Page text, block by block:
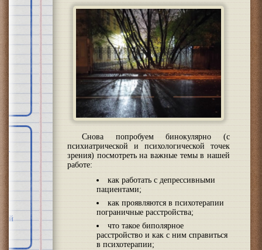
Снова попробуем бинокулярно (с
психиатрической и психологической точек
зрения) посмотреть на важные темы в нашей
работе:
как работать с депрессивными
пациентами;
как проявляются в психотерапии
пограничные расстройства;
что такое биполярное
расстройство и как с ним справиться
в психотерапии;